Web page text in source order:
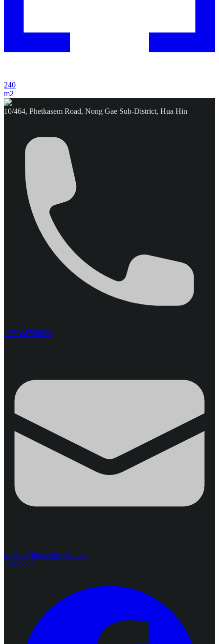
240
m2
10/464, Phetkasem Road, Nong Gae Sub-District, Hua Hin
+66984758639
steffen@thaiproperty1.com
Facebook